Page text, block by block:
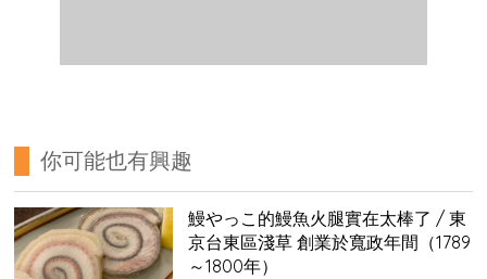
你可能也有興趣
鰻やっこ的鰻魚火腿實在太棒了 / 東
京台東區淺草 創業於寬政年間（1789
～1800年）